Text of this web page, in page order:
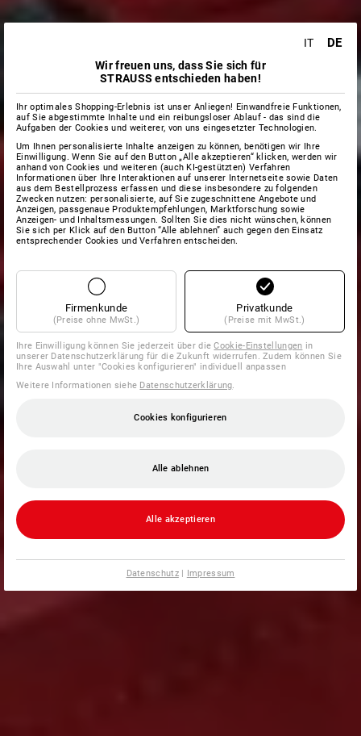
IT DE
Wir freuen uns, dass Sie sich für
STRAUSS entschieden haben!
Ihr optimales Shopping-Erlebnis ist unser Anliegen! Einwandfreie Funktionen,
auf Sie abgestimmte Inhalte und ein reibungsloser Ablauf - das sind die
Aufgaben der Cookies und weiterer, von uns eingesetzter Technologien.
Um Ihnen personalisierte Inhalte anzeigen zu können, benötigen wir Ihre
Einwilligung. Wenn Sie auf den Button „Alle akzeptieren“ klicken, werden wir
anhand von Cookies und weiteren (auch KI-gestützten) Verfahren
Informationen über Ihre Interaktionen auf unserer Internetseite sowie Daten
aus dem Bestellprozess erfassen und diese insbesondere zu folgenden
Zwecken nutzen: personalisierte, auf Sie zugeschnittene Angebote und
Anzeigen, passgenaue Produktempfehlungen, Marktforschung sowie
Anzeigen- und Inhaltsmessungen. Sollten Sie dies nicht wünschen, können
Sie sich per Klick auf den Button “Alle ablehnen” auch gegen den Einsatz
entsprechender Cookies und Verfahren entscheiden.
Firmenkunde
(Preise ohne MwSt.)
Privatkunde
(Preise mit MwSt.)
Ihre Einwilligung können Sie jederzeit über dieCookie-Einstellungen in
unserer Datenschutzerklärung für die Zukunft widerrufen. Zudem können Sie
Ihre Auswahl unter "Cookies konfigurieren" individuell anpassen
Weitere Informationen siehe Datenschutzerklärung.
Cookies konfigurieren
Alle ablehnen
Alle akzeptieren
Datenschutz| Impressum